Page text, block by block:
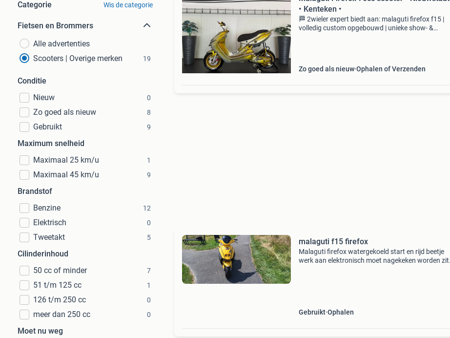
Categorie Wis de categorie
Fietsen en Brommers
Alle advertenties
Scooters | Overige merken
19
Conditie
Nieuw
0
Zo goed als nieuw 8
Gebruikt 9
Maximum snelheid
Maximaal 25 km/u
1
Maximaal 45 km/u 9
Brandstof
Benzine
12
Elektrisch 0
Tweetakt 5
Cilinderinhoud
50 cc of minder
7
51 t/m 125 cc 1
126 t/m 250 cc 0
meer dan 250 cc 0
Moet nu weg
• Kenteken •
🏁 2wieler expert biedt aan: malaguti firefox f15 |
volledig custom opgebouwd | unieke show- &
Zo goed als nieuw Ophalen of Verzenden
malaguti f15 firefox
Malaguti firefox watergekoeld start en rijd beetje
werk aan elektronisch moet nagekeken worden zit
Gebruikt Ophalen